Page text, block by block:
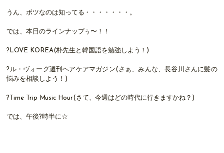
うん、ボツなのは知ってる・・・・・・・。
では、本日のラインナップぅ〜！！
?LOVE KOREA(朴先生と韓国語を勉強しよう！)
?ル・ヴォーグ週刊ヘアケアマガジン(さぁ、みんな、長谷川さんに髪の
悩みを相談しよう！)
?Time Trip Music Hour(さて、今週はどの時代に行きますかね？)
では、午後?時半に☆